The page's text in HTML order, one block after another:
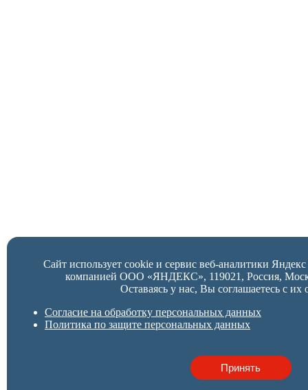
Сайт использует cookie и сервис веб-аналитики
компанией ООО «ЯНДЕКС», 119021, Россия,
Оставаясь у нас, Вы соглашаетесь с их
Согласие на обработку персональных данных
Политика по защите персональных данных
Принять